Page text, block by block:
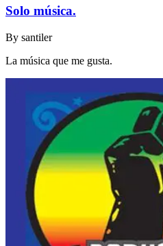
Solo música.
By santiler
La música que me gusta.